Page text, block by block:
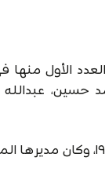
الأول منها في
حسين،
وصدر عنها «ملحق الإيمان» الأسبوعي، ولاحقاً «صدى الإيمان» بين ١٤ أغسطس ١٩٥٣ و١٤